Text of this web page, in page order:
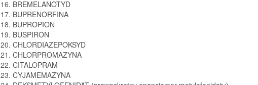
16. BREMELANOTYD
17. BUPRENORFINA
18. BUPROPION
19. BUSPIRON
20. CHLORDIAZEPOKSYD
21. CHLORPROMAZYNA
22. CITALOPRAM
23. CYJAMEMAZYNA